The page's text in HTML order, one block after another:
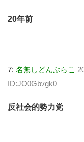
20年前
7: 名無しどんぶらこ
ID:JO0Gbvgk0
反社会的勢力党